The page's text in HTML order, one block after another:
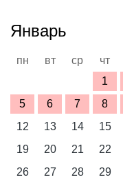
Январь
пн вт ср чт
1
5
6 7 8
12
13 14 15
19
20 21 22
26
27 28 29